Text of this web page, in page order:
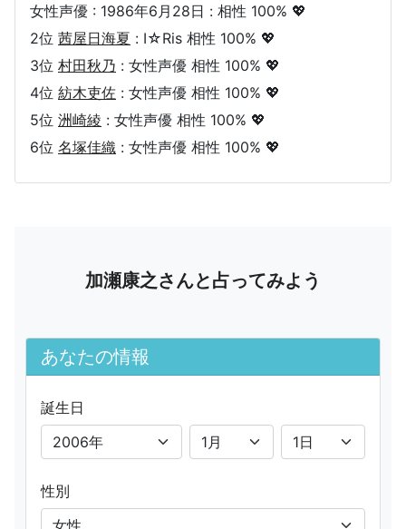
女性声優 : 1986年6月28日 : 相性 100% 💖
2位 茜屋日海夏 : I☆Ris 相性 100% 💖
3位 村田秋乃 : 女性声優 相性 100% 💖
4位 紡木吏佐 : 女性声優 相性 100% 💖
5位 洲崎綾 : 女性声優 相性 100% 💖
6位 名塚佳織 : 女性声優 相性 100% 💖
加瀬康之さんと占ってみよう
あなたの情報
誕生日
性別